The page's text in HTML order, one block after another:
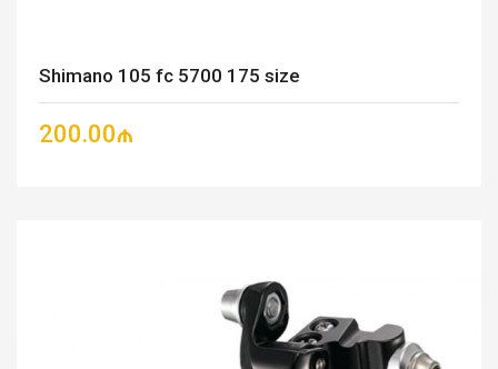
Shimano 105 fc 5700 175 size
200.00₼